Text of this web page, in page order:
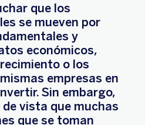
que los
se mueven por
y
económicos,
o los
empresas en
Sin embargo,
de vista que muchas
que se toman